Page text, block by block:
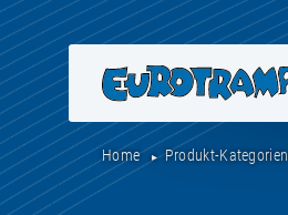
Home Produkt-Kategorien